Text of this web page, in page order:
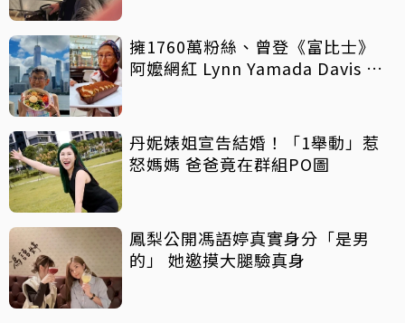
擁1760萬粉絲、曾登《富比士》
阿嬤網紅 Lynn Yamada Davis 驚
丹妮婊姐宣告結婚！「1舉動」惹
怒媽媽 爸爸竟在群組PO圖
鳳梨公開馮語婷真實身分「是男
的」 她邀摸大腿驗真身